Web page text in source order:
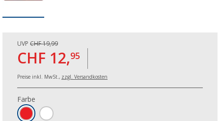
UVP CHF 19,99
CHF 12,95
Preise inkl. MwSt., zzgl. Versandkosten
Farbe